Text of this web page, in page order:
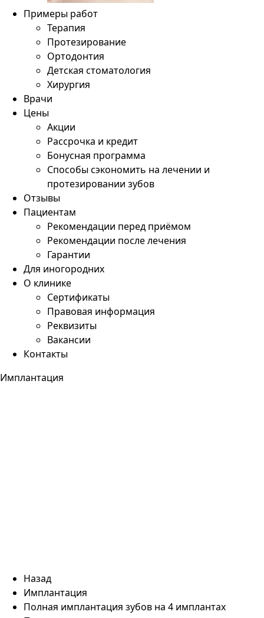
Примеры работ
Терапия
Протезирование
Ортодонтия
Детская стоматология
Хирургия
Врачи
Цены
Акции
Рассрочка и кредит
Бонусная программа
Способы сэкономить на лечении и
протезировании зубов
Отзывы
Пациентам
Рекомендации перед приёмом
Рекомендации после лечения
Гарантии
Для иногородних
О клинике
Сертификаты
Правовая информация
Реквизиты
Вакансии
Контакты
Имплантация
Назад
Имплантация
Полная имплантация зубов на 4 имплантах